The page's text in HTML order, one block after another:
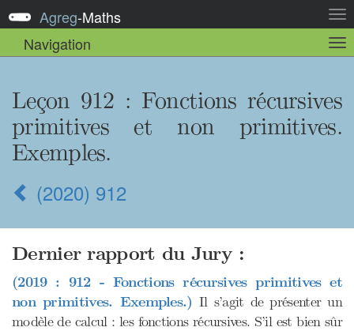
la
Agreg-Maths
Navigation
la
Leçon 912 : Fonctions récursives
primitives et non primitives.
Exemples.
(2020) 912
Dernier rapport du Jury :
(2019 : 912 - Fonctions récursives primitives et
non primitives. Exemples.) Il s’agit de présenter un
modèle de calcul : les fonctions récursives. S’il est bien sûr